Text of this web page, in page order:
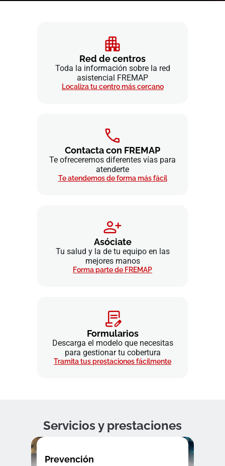
Red de centros
Toda la información sobre la red
asistencial FREMAP
Localiza tu centro más cercano
Contacta con FREMAP
Te ofreceremos diferentes vías para
atenderte
Te atendemos de forma más fácil
Asóciate
Tu salud y la de tu equipo en las
mejores manos
Forma parte de FREMAP
Formularios
Descarga el modelo que necesitas
para gestionar tu cobertura
Tramita tus prestaciones fácilmente
Servicios y prestaciones
Prevención